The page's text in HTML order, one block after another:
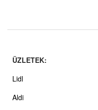
ÜZLETEK:
Lidl
Aldi